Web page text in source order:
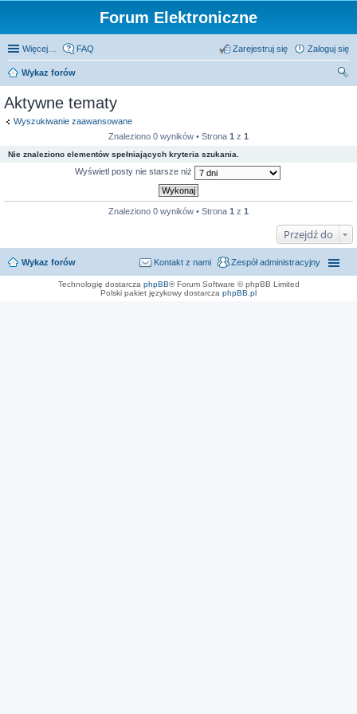
Forum Elektroniczne
Więcej… FAQ Zaloguj się
Zarejestruj się
Wykaz forów
Aktywne tematy
Wyszukiwanie zaawansowane
Znaleziono 0 wyników • Strona 1 z 1
Nie znaleziono elementów spełniających kryteria szukania.
Wyświetl posty nie starsze niż
Znaleziono 0 wyników • Strona 1 z 1
Przejdź do
Wykaz forów Zespół administracyjny
Kontakt z nami
Technologię dostarcza phpBB® Forum Software © phpBB Limited
Polski pakiet językowy dostarcza phpBB.pl